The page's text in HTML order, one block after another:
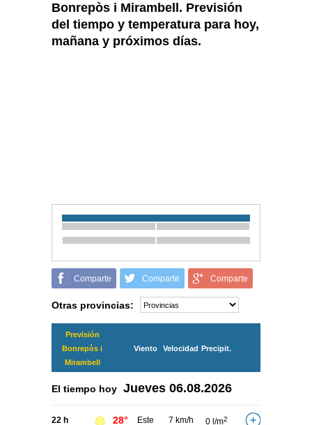
Bonrepòs i Mirambell. Previsión
del tiempo y temperatura para hoy,
mañana y próximos días.
Comparte Comparte Comparte
Otras provincias:
Previsión
Bonrepòs i
Mirambell
Viento Velocidad Precipit.
El tiempo hoy Jueves 06.08.2026
22 h 28° Este 7 km/h 0 l/m2